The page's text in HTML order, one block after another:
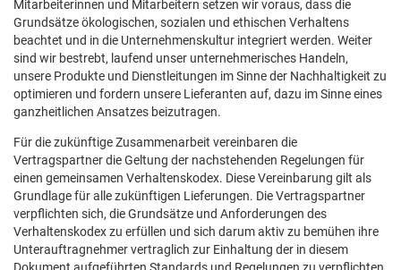
Mitarbeiterinnen und Mitarbeitern setzen wir voraus, dass die
Grundsätze ökologischen, sozialen und ethischen Verhaltens
beachtet und in die Unternehmenskultur integriert werden. Weiter
sind wir bestrebt, laufend unser unternehmerisches Handeln,
unsere Produkte und Dienstleitungen im Sinne der Nachhaltigkeit zu
optimieren und fordern unsere Lieferanten auf, dazu im Sinne eines
ganzheitlichen Ansatzes beizutragen.
Für die zukünftige Zusammenarbeit vereinbaren die
Vertragspartner die Geltung der nachstehenden Regelungen für
einen gemeinsamen Verhaltenskodex. Diese Vereinbarung gilt als
Grundlage für alle zukünftigen Lieferungen. Die Vertragspartner
verpflichten sich, die Grundsätze und Anforderungen des
Verhaltenskodex zu erfüllen und sich darum aktiv zu bemühen ihre
Unterauftragnehmer vertraglich zur Einhaltung der in diesem